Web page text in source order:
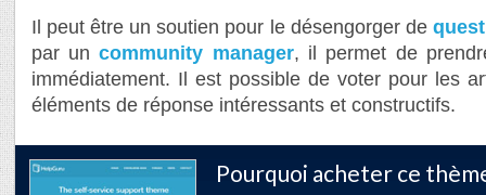
Il peut être un soutien pour le désengorger de
par uncommunity manager, il permet de
immédiatement. Il est possible de voter pour les
éléments de réponse intéressants et constructifs.
Pourquoi acheter ce